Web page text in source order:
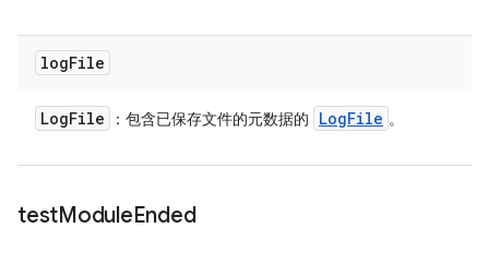
logFile
LogFile ：包含已保存文件的元数据的 LogFile 。
testModuleEnded